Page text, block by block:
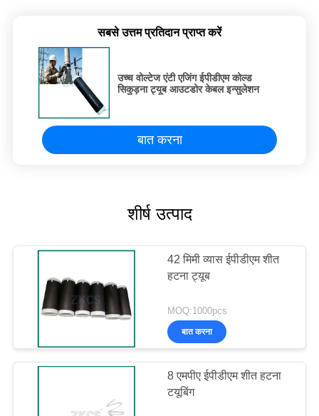
सबसे उत्तम प्रतिदान प्राप्त करें
उच्च वोल्टेज एंटी एजिंग ईपीडीएम कोल्ड
सिकुड़ना ट्यूब आउटडोर केबल इन्सुलेशन
बात करना
शीर्ष उत्पाद
42 मिमी व्यास ईपीडीएम शीत
हटना ट्यूब
MOQ:1000pcs
बात करना
8 एमपीए ईपीडीएम शीत हटना
टयूबिंग